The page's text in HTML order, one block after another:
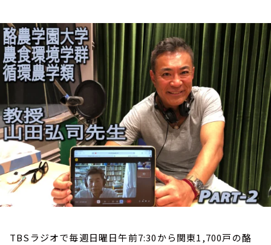
お知らせ
イベント・グッズ
YouTube
会社情報
TBSラジオで毎週日曜日午前7:30から関東1,700戸の酪